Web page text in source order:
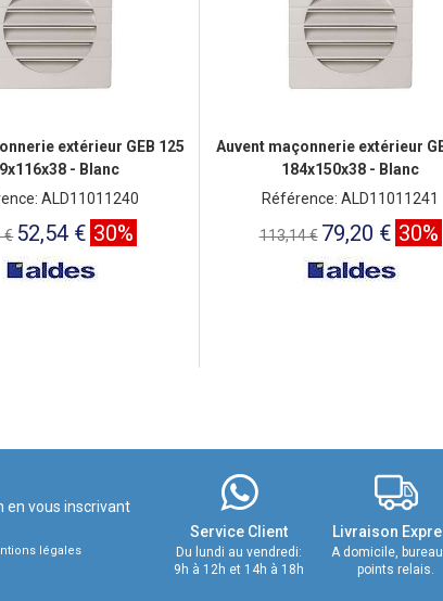
extérieur GEB 125
- Blanc
ALD11011240
€ 52,54 € 30%
Auvent maçonnerie extérieur
184x150x38 - Blanc
Référence: ALD11011241
113,14 € 79,20 € 30%
en vous inscrivant
légales
Service Client
Du lundi au vendredi:
9h à 12h et 14h à 18h
Livraison
A domicile,
points relais.